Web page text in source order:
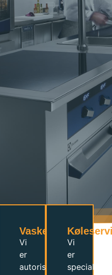
Vaskeriservice
Vi
er
autoriseret
Vi
er
specialister